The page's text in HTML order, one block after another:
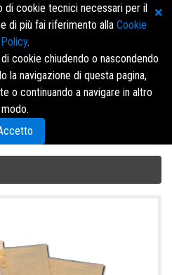
Accedi/Registrati
di cookie tecnici necessari per il
di più fai riferimento alla Cookie
Policy.
cookie chiudendo o nascondendo
la navigazione di questa pagina,
o continuando a navigare in altro
modo.